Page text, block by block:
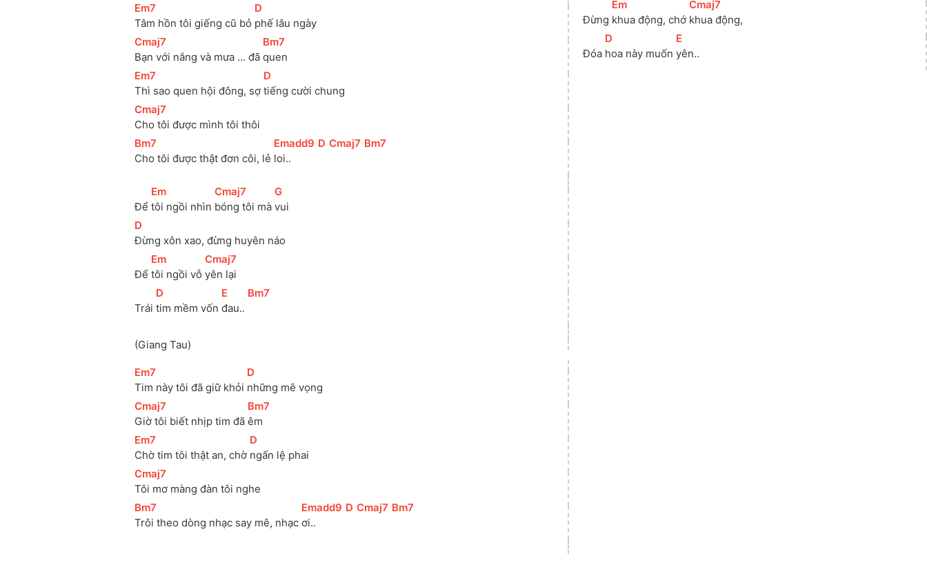
[Em7
Tâm hồn tôi giếng cũ bỏ
[D
phế lâu ngày
[
Cmaj7
Bạn với nắng và mưa ... đã
[Bm7
quen
[Em7
Thì sao quen hội đông, sợ
[D
tiếng cười chung
[
Cmaj7
Cho tôi được mình tôi thôi
[Bm7
Cho tôi được thật đơn côi, lẻ
[Emadd9 ]
loi..
[D ]
[
Cmaj7 ][Bm7
Để
[Em
tôi ngồi nhìn
[
Cmaj7
bóng tôi mà
[
G
vui
[D
Đừng xôn xao, đừng huyên náo
Để
[Em
tôi ngồi vỗ
[
Cmaj7
yên lại
Trái
[D
tim mềm vốn
[E
đau..
[Bm7
(Giang Tau)
[Em7
Tim này tôi đã giữ khỏi
[D
những mê vọng
[
Cmaj7
Giờ tôi biết nhịp tim đã
[Bm7
êm
[Em7
Chờ tim tôi thật an, chờ
[D
ngấn lệ phai
[
Cmaj7
Tôi mơ màng đàn tôi nghe
[Bm7
Trôi theo dòng nhạc say mê, nhạc
[Emadd9 ]
ơi..
[D ]
[
Cmaj7 ][Bm7
Đừng
[Em
khua động, chớ
[
Cmaj7
khua động,
Đóa
[D
hoa này muốn
[E
yên..